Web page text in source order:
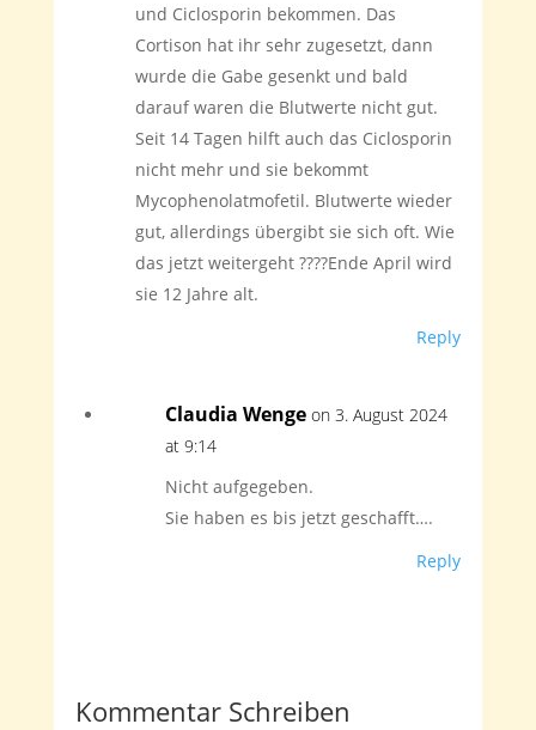
und Ciclosporin bekommen. Das
Cortison hat ihr sehr zugesetzt, dann
wurde die Gabe gesenkt und bald
darauf waren die Blutwerte nicht gut.
Seit 14 Tagen hilft auch das Ciclosporin
nicht mehr und sie bekommt
Mycophenolatmofetil. Blutwerte wieder
gut, allerdings übergibt sie sich oft. Wie
das jetzt weitergeht ????Ende April wird
sie 12 Jahre alt.
Reply
Claudia Wenge on 3. August 2024
at 9:14
Nicht aufgegeben.
Sie haben es bis jetzt geschafft….
Reply
Kommentar Schreiben